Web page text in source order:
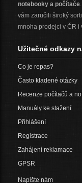
notebooky a počítače
vám zaručili široký
mnoha prodejci v ČR i
Užitečné odkazy
Co je repas?
Často kladené otázky
Recenze počítačů a
Manuály ke stažení
Přihlášení
Registrace
Zahájení reklamace
GPSR
Napište nám